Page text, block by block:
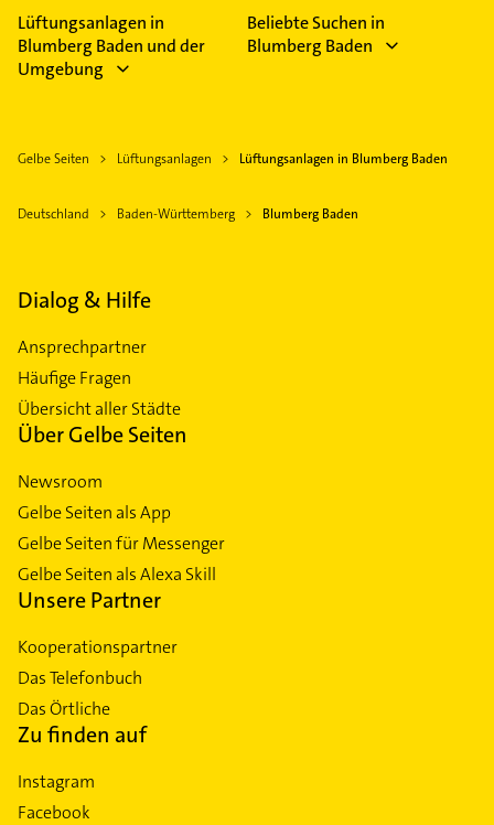
Leitungssanierung und Rohrleitungs-
Innensanierung.
Lüftungsanlagen in
Blumberg Baden und der
Umgebung
Beliebte Suchen in
Blumberg Baden
Gelbe Seiten Lüftungsanlagen Lüftungsanlagen in Blumberg Baden
Deutschland Baden-Württemberg Blumberg Baden
Dialog & Hilfe
Ansprechpartner
Häufige Fragen
Übersicht aller Städte
Über Gelbe Seiten
Newsroom
Gelbe Seiten als App
Gelbe Seiten für Messenger
Gelbe Seiten als Alexa Skill
Unsere Partner
Kooperationspartner
Das Telefonbuch
Das Örtliche
Zu finden auf
Instagram
Facebook